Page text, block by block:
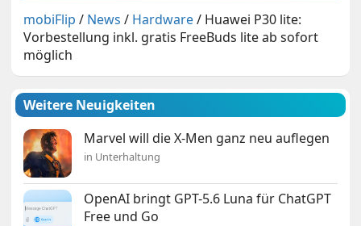
mobiFlip / News / Hardware/ Huawei P30 lite:
Vorbestellung inkl. gratis FreeBuds lite ab sofort
möglich
Weitere Neuigkeiten
Marvel will die X-Men ganz neu auflegen
in Unterhaltung
OpenAI bringt GPT-5.6 Luna für ChatGPT
Free und Go